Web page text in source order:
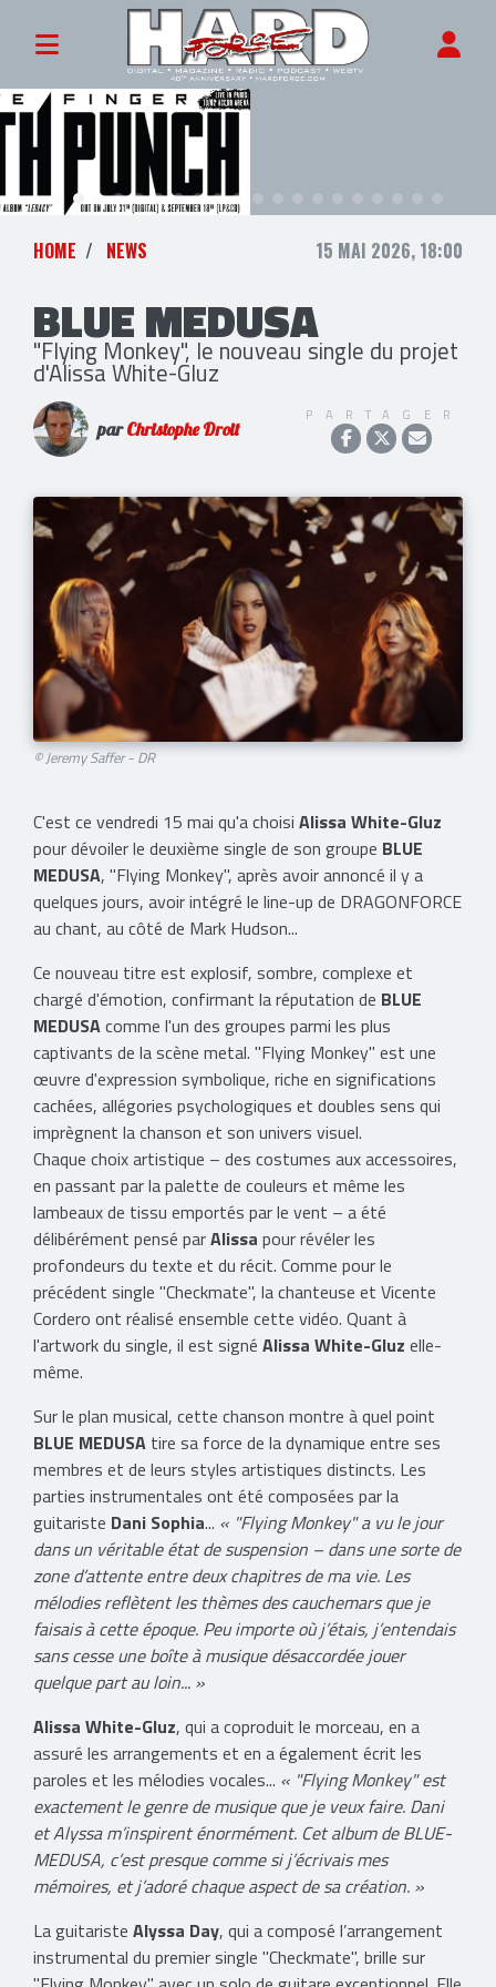
HOME NEWS 15 MAI 2026, 18:00
BLUE MEDUSA
"Flying Monkey", le nouveau single du projet
d'Alissa White-Gluz
parChristophe Droit
PARTAGER
© Jeremy Saffer - DR
C'est ce vendredi 15 mai qu'a choisi Alissa White-Gluz
pour dévoiler le deuxième single de son groupe BLUE
MEDUSA, "Flying Monkey", après avoir annoncé il y a
quelques jours, avoir intégré le line-up de DRAGONFORCE
au chant, au côté de Mark Hudson...
Ce nouveau titre est explosif, sombre, complexe et
chargé d'émotion, confirmant la réputation de BLUE
MEDUSAcomme l'un des groupes parmi les plus
captivants de la scène metal. "Flying Monkey" est une
œuvre d'expression symbolique, riche en significations
cachées, allégories psychologiques et doubles sens qui
imprègnent la chanson et son univers visuel.
Chaque choix artistique – des costumes aux accessoires,
en passant par la palette de couleurs et même les
lambeaux de tissu emportés par le vent – ​​a été
délibérément pensé parAlissa pour révéler les
profondeurs du texte et du récit. Comme pour le
précédent single "Checkmate", la chanteuse et Vicente
Cordero ont réalisé ensemble cette vidéo. Quant à
l'artwork du single, il est signé Alissa White-Gluz elle-
même.
Sur le plan musical, cette chanson montre à quel point
BLUE MEDUSA tire sa force de la dynamique entre ses
membres et de leurs styles artistiques distincts. Les
parties instrumentales ont été composées par la
guitariste Dani Sophia... « "Flying Monkey" a vu le jour
dans un véritable état de suspension – dans une sorte de
zone d’attente entre deux chapitres de ma vie. Les
mélodies reflètent les thèmes des cauchemars que je
faisais à cette époque. Peu importe où j’étais, j’entendais
sans cesse une boîte à musique désaccordée jouer
quelque part au loin... »
Alissa White-Gluz, qui a coproduit le morceau, en a
assuré les arrangements et en a également écrit les
paroles et les mélodies vocales... « "Flying Monkey" est
exactement le genre de musique que je veux faire. Dani
et Alyssa m’inspirent énormément. Cet album de BLUE-
MEDUSA, c’est presque comme si j’écrivais mes
mémoires, et j’adoré chaque aspect de sa création. »
La guitariste Alyssa Day, qui a composé l’arrangement
instrumental du premier single "Checkmate", brille sur